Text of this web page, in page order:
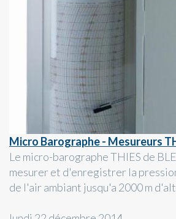
Micro Barographe - Mesureurs
Le micro-barographe THIES de
mesurer et d'enregistrer la
de l'air ambiant jusqu'a 2000 m